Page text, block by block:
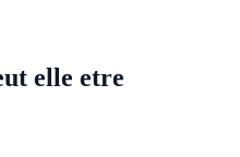
elle etre